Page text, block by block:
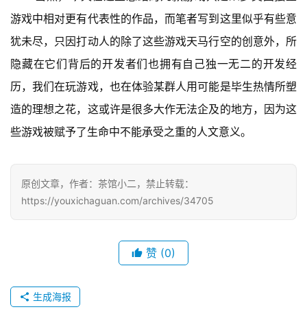
游戏中相对更有代表性的作品，而笔者写到这里似乎有些意
犹未尽，只因打动人的除了这些游戏天马行空的创意外，所
隐藏在它们背后的开发者们也拥有自己独一无二的开发经
历，我们在玩游戏，也在体验某群人用可能是毕生热情所塑
造的理想之花，这或许是很多大作无法企及的地方，因为这
些游戏被赋予了生命中不能承受之重的人文意义。
原创文章，作者：茶馆小二，禁止转载：
https://youxichaguan.com/archives/34705
赞 (0)
生成海报